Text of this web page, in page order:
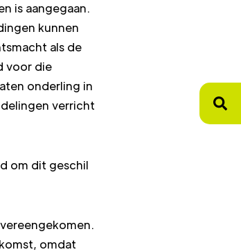
is aangegaan.
kunnen
als de
voor die
onderling in
verricht
om dit geschil
omdat